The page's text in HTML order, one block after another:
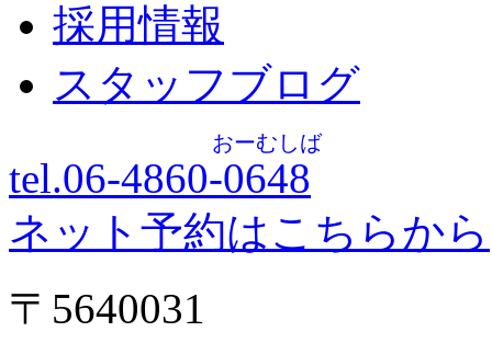
採用情報
スタッフブログ
tel.06-4860-0648
おーむしば
ネット予約はこちらから
〒5640031